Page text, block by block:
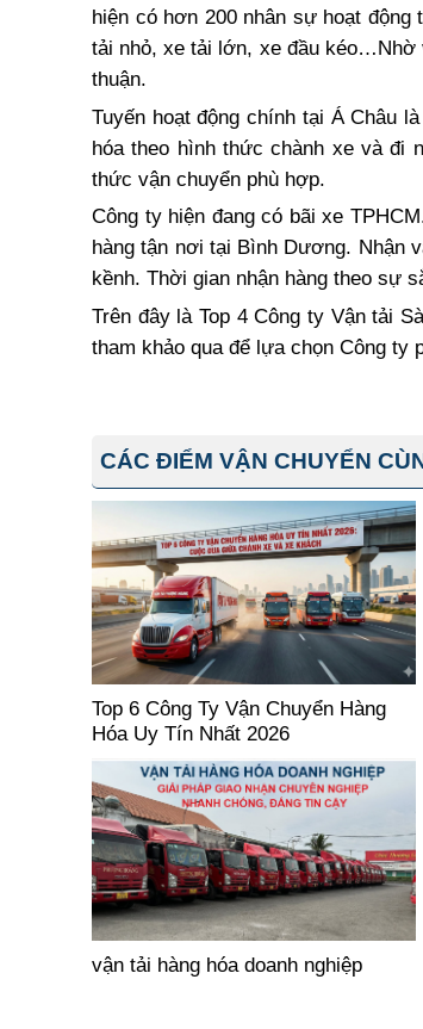
hiện có hơn 200 nhân sự hoạt
tải nhỏ, xe tải lớn, xe đầu kéo…Nhờ
thuận.
Tuyến hoạt động chính tại Á Châu
hóa theo hình thức chành xe và đi
thức vận chuyển phù hợp.
Công ty hiện đang có bãi xe
hàng tận nơi tại Bình Dương. Nhận
kềnh. Thời gian nhận hàng theo sự
Trên đây là Top 4 Công ty Vận tải
tham khảo qua để lựa chọn Công ty
CÁC ĐIỂM VẬN CHUYỂN
Top 6 Công Ty Vận Chuyển Hàng
Hóa Uy Tín Nhất 2026
vận tải hàng hóa doanh nghiệp